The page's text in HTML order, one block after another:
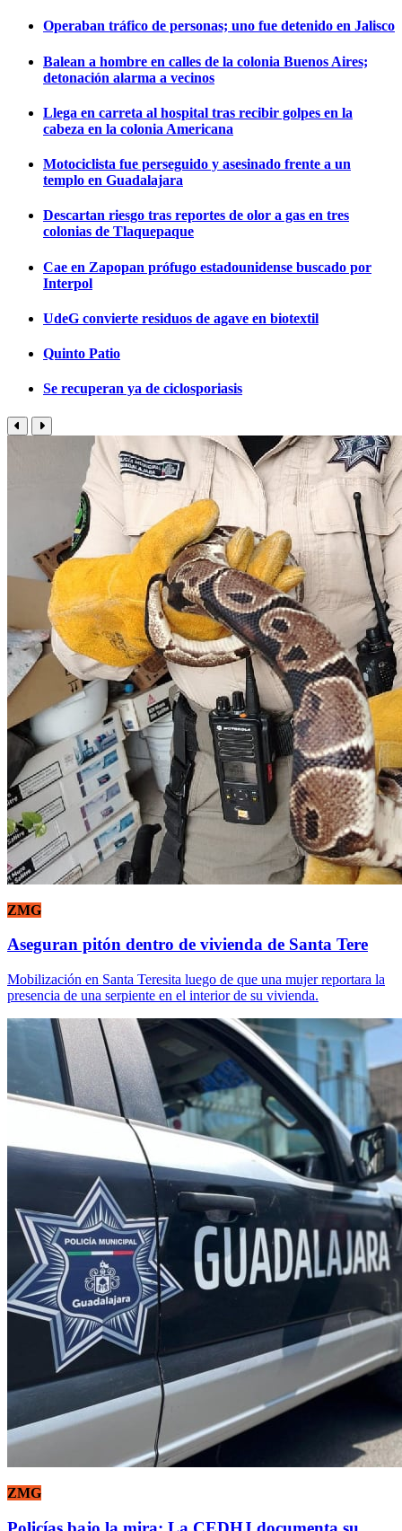
Operaban tráfico de personas; uno fue detenido en Jalisco
Balean a hombre en calles de la colonia Buenos Aires;
detonación alarma a vecinos
Llega en carreta al hospital tras recibir golpes en la
cabeza en la colonia Americana
Motociclista fue perseguido y asesinado frente a un
templo en Guadalajara
Descartan riesgo tras reportes de olor a gas en tres
colonias de Tlaquepaque
Cae en Zapopan prófugo estadounidense buscado por
Interpol
UdeG convierte residuos de agave en biotextil
Quinto Patio
Se recuperan ya de ciclosporiasis
ZMG
Aseguran pitón dentro de vivienda de Santa Tere
Mobilización en Santa Teresita luego de que una mujer reportara la
presencia de una serpiente en el interior de su vivienda.
ZMG